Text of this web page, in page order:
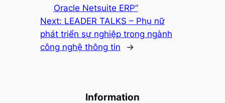
Oracle Netsuite ERP”
Next: LEADER TALKS – Phụ nữ
phát triển sự nghiệp trong ngành
công nghệ thông tin
→
Information